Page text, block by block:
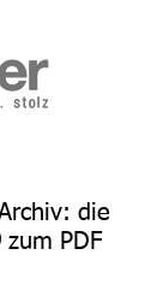
die
zum PDF